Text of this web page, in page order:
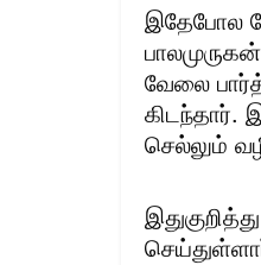
இதேபோல
வேலை
செல்லும்